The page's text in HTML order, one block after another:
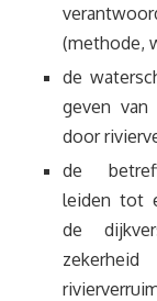
(methode,
de
geven van
door
de
leiden tot
de